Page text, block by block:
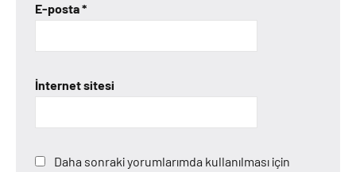
E-posta*
İnternet sitesi
Daha sonraki yorumlarımda kullanılması için